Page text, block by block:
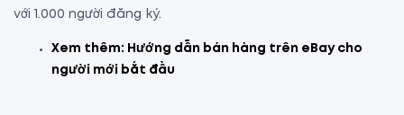
với 1.000 người đăng ký.
Xem thêm: Hướng dẫn bán hàng trên eBaycho
người mới bắt đầu